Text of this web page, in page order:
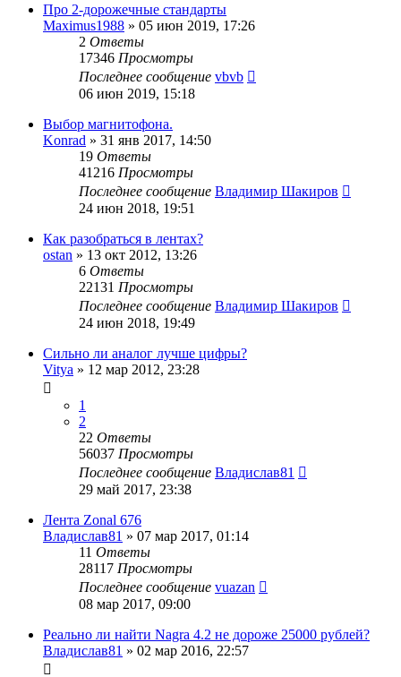
Про 2-дорожечные стандарты
Maximus1988 » 05 июн 2019, 17:26
2 Ответы
17346 Просмотры
Последнее сообщение vbvb
06 июн 2019, 15:18
Выбор магнитофона.
Konrad » 31 янв 2017, 14:50
19 Ответы
41216 Просмотры
Последнее сообщение Владимир Шакиров
24 июн 2018, 19:51
Как разобраться в лентах?
ostan » 13 окт 2012, 13:26
6 Ответы
22131 Просмотры
Последнее сообщение Владимир Шакиров
24 июн 2018, 19:49
Сильно ли аналог лучше цифры?
Vitya » 12 мар 2012, 23:28
1
2
22 Ответы
56037 Просмотры
Последнее сообщение Владислав81
29 май 2017, 23:38
Лента Zonal 676
Владислав81 » 07 мар 2017, 01:14
11 Ответы
28117 Просмотры
Последнее сообщение vuazan
08 мар 2017, 09:00
Реально ли найти Nagra 4.2 не дороже 25000 рублей?
Владислав81 » 02 мар 2016, 22:57